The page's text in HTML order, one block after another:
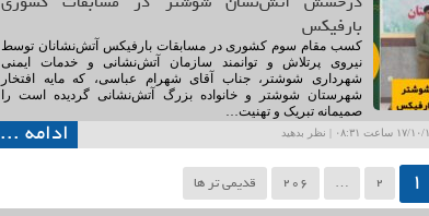
بارفیکس
کسب مقام سوم کشوری در مسابقات بارفیکس آتش‌نشانان توسط
نیروی پرتلاش و توانمند سازمان آتش‌نشانی و خدمات ایمنی
شهرداری شوشتر، جناب آقای شهرام عباسی، که مایه افتخار
شهرستان شوشتر و خانواده بزرگ آتش‌نشانی گردیده است را
صمیمانه تبریک و تهنیت…
نظر بدهید ادامه ...
1
2
…
206 قدیمی تر ها